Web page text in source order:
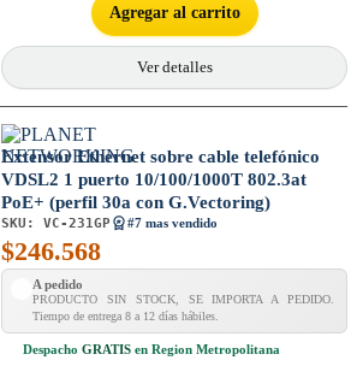
Agregar al carrito
Ver detalles
Extensor Ethernet sobre cable telefónico
VDSL2 1 puerto 10/100/1000T 802.3at
PoE+ (perfil 30a con G.Vectoring)
SKU: VC-231GP #7 mas vendido
$246.568
A pedido
PRODUCTO SIN STOCK, SE IMPORTA A PEDIDO.
Tiempo de entrega 8 a 12 días hábiles.
Despacho GRATIS en Region Metropolitana